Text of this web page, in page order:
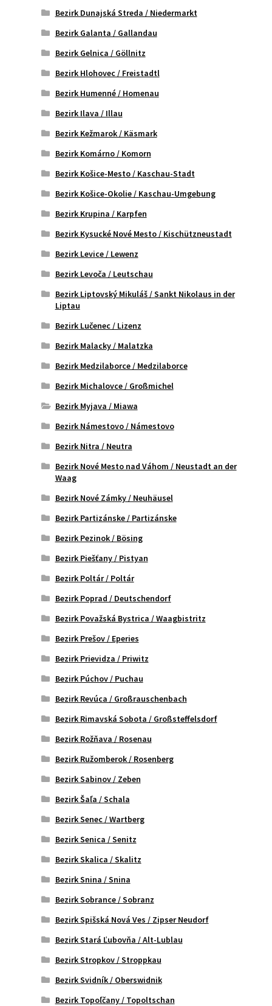
Bezirk Dunajská Streda / Niedermarkt
Bezirk Galanta / Gallandau
Bezirk Gelnica / Göllnitz
Bezirk Hlohovec / Freistadtl
Bezirk Humenné / Homenau
Bezirk Ilava / Illau
Bezirk Kežmarok / Käsmark
Bezirk Komárno / Komorn
Bezirk Košice-Mesto / Kaschau-Stadt
Bezirk Košice-Okolie / Kaschau-Umgebung
Bezirk Krupina / Karpfen
Bezirk Kysucké Nové Mesto / Kischützneustadt
Bezirk Levice / Lewenz
Bezirk Levoča / Leutschau
Bezirk Liptovský Mikuláš / Sankt Nikolaus in der
Liptau
Bezirk Lučenec / Lizenz
Bezirk Malacky / Malatzka
Bezirk Medzilaborce / Medzilaborce
Bezirk Michalovce / Großmichel
Bezirk Myjava / Miawa
Bezirk Námestovo / Námestovo
Bezirk Nitra / Neutra
Bezirk Nové Mesto nad Váhom / Neustadt an der
Waag
Bezirk Nové Zámky / Neuhäusel
Bezirk Partizánske / Partizánske
Bezirk Pezinok / Bösing
Bezirk Piešťany / Pistyan
Bezirk Poltár / Poltár
Bezirk Poprad / Deutschendorf
Bezirk Považská Bystrica / Waagbistritz
Bezirk Prešov / Eperies
Bezirk Prievidza / Priwitz
Bezirk Púchov / Puchau
Bezirk Revúca / Großrauschenbach
Bezirk Rimavská Sobota / Großsteffelsdorf
Bezirk Rožňava / Rosenau
Bezirk Ružomberok / Rosenberg
Bezirk Sabinov / Zeben
Bezirk Šaľa / Schala
Bezirk Senec / Wartberg
Bezirk Senica / Senitz
Bezirk Skalica / Skalitz
Bezirk Snina / Snina
Bezirk Sobrance / Sobranz
Bezirk Spišská Nová Ves / Zipser Neudorf
Bezirk Stará Ľubovňa / Alt-Lublau
Bezirk Stropkov / Stroppkau
Bezirk Svidník / Oberswidnik
Bezirk Topoľčany / Topoltschan